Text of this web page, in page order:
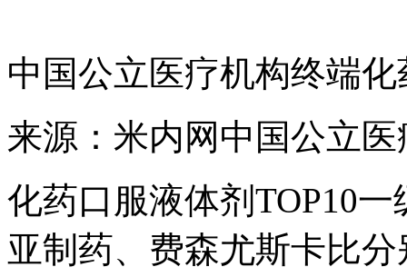
中国公立医疗机构终端
来源：米内网中国公立
化药口服液体剂TOP10
亚制药、费森尤斯卡比